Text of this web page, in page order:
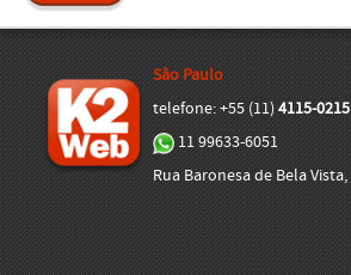
Sâo Paulo
telefone: +55 (11)4115-0215
11 99633-6051
Rua Baronesa de Bela Vista,